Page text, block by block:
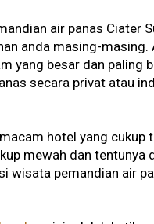
air panas Ciater
anda masing-
yang besar dan paling
secara privat atau
hotel yang cukup
mewah dan
wisata pemandian air